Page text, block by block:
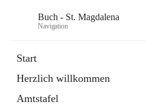
Buch - St. Magdalena
Navigation
Start
Herzlich willkommen
Amtstafel
11 Schnellzugriffe